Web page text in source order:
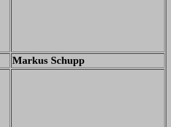
Markus Schupp